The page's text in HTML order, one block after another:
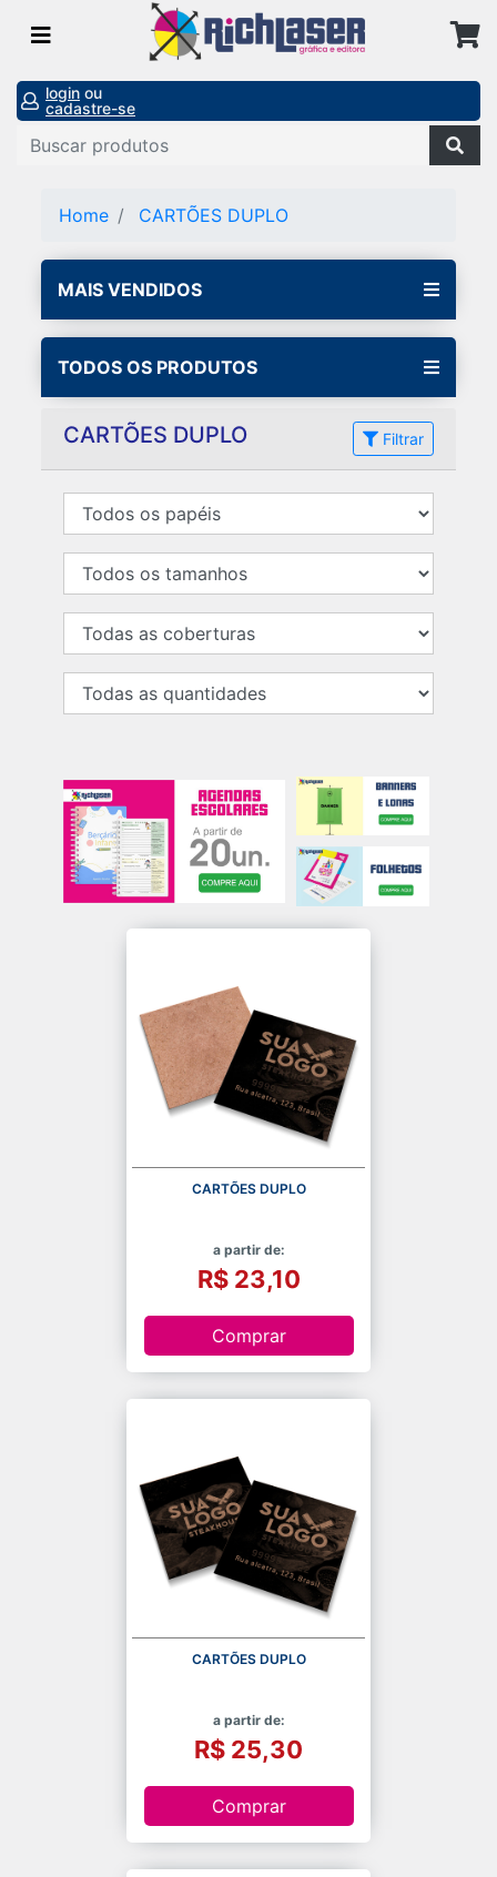
login ou
cadastre-se
Home CARTÕES DUPLO
MAIS VENDIDOS
TODOS OS PRODUTOS
CARTÕES DUPLO Filtrar
CARTÕES DUPLO
a partir de:
R$ 23,10
Comprar
CARTÕES DUPLO
a partir de:
R$ 25,30
Comprar